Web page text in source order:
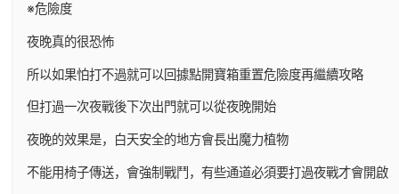
※危險度
夜晚真的很恐怖
所以如果怕打不過就可以回據點開寶箱重置危險度再繼續攻略
但打過一次夜戰後下次出門就可以從夜晚開始
夜晚的效果是，白天安全的地方會長出魔力植物
不能用椅子傳送，會強制戰鬥，有些通道必須要打過夜戰才會開啟